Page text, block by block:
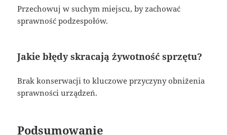
Przechowuj w suchym miejscu, by zachować
sprawność podzespołów.
Jakie błędy skracają żywotność sprzętu?
Brak konserwacji to kluczowe przyczyny obniżenia
sprawności urządzeń.
Podsumowanie